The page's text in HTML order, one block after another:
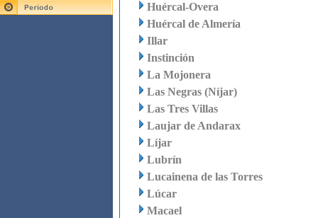
Huércal-Overa
Huércal de Almería
Illar
Instinción
La Mojonera
Las Negras (Níjar)
Las Tres Villas
Laujar de Andarax
Líjar
Lubrín
Lucainena de las Torres
Lúcar
Macael